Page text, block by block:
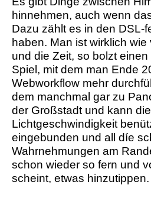
hinnehmen, auch wenn
Dazu zählt es in den DSL-
haben. Man ist wirklich
und die Zeit, so bolzt
Spiel, mit dem man Ende
Webworkflow mehr
dem manchmal gar zu
der Großstadt und kann
Lichtgeschwindigkeit
eingebunden und all díe
Wahrnehmungen am
schon wieder so fern und
scheint, etwas hinzutippen.